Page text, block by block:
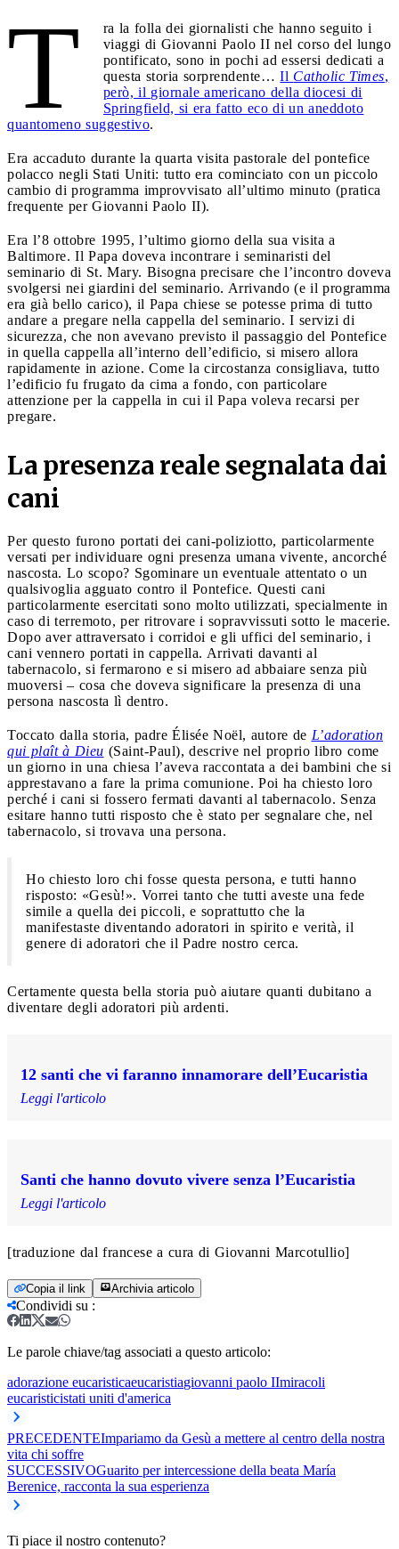
T
ra la folla dei giornalisti che hanno seguito i
viaggi di Giovanni Paolo II nel corso del lungo
pontificato, sono in pochi ad essersi dedicati a
questa storia sorprendente…Il Catholic Times,
però, il giornale americano della diocesi di
Springfield, si era fatto eco di un aneddoto
quantomeno suggestivo.
Era accaduto durante la quarta visita pastorale del pontefice
polacco negli Stati Uniti: tutto era cominciato con un piccolo
cambio di programma improvvisato all’ultimo minuto (pratica
frequente per Giovanni Paolo II).
Era l’8 ottobre 1995, l’ultimo giorno della sua visita a
Baltimore. Il Papa doveva incontrare i seminaristi del
seminario di St. Mary. Bisogna precisare che l’incontro doveva
svolgersi nei giardini del seminario. Arrivando (e il programma
era già bello carico), il Papa chiese se potesse prima di tutto
andare a pregare nella cappella del seminario. I servizi di
sicurezza, che non avevano previsto il passaggio del Pontefice
in quella cappella all’interno dell’edificio, si misero allora
rapidamente in azione. Come la circostanza consigliava, tutto
l’edificio fu frugato da cima a fondo, con particolare
attenzione per la cappella in cui il Papa voleva recarsi per
pregare.
La presenza reale segnalata dai
cani
Per questo furono portati dei cani-poliziotto, particolarmente
versati per individuare ogni presenza umana vivente, ancorché
nascosta. Lo scopo? Sgominare un eventuale attentato o un
qualsivoglia agguato contro il Pontefice. Questi cani
particolarmente esercitati sono molto utilizzati, specialmente in
caso di terremoto, per ritrovare i sopravvissuti sotto le macerie.
Dopo aver attraversato i corridoi e gli uffici del seminario, i
cani vennero portati in cappella. Arrivati davanti al
tabernacolo, si fermarono e si misero ad abbaiare senza più
muoversi – cosa che doveva significare la presenza di una
persona nascosta lì dentro.
Toccato dalla storia, padre Élisée Noël, autore de L’adoration
qui plaît à Dieu (Saint-Paul), descrive nel proprio libro come
un giorno in una chiesa l’aveva raccontata a dei bambini che si
apprestavano a fare la prima comunione. Poi ha chiesto loro
perché i cani si fossero fermati davanti al tabernacolo. Senza
esitare hanno tutti risposto che è stato per segnalare che, nel
tabernacolo, si trovava una persona.
Ho chiesto loro chi fosse questa persona, e tutti hanno
risposto: «Gesù!». Vorrei tanto che tutti aveste una fede
simile a quella dei piccoli, e soprattutto che la
manifestaste diventando adoratori in spirito e verità, il
genere di adoratori che il Padre nostro cerca.
Certamente questa bella storia può aiutare quanti dubitano a
diventare degli adoratori più ardenti.
12 santi che vi faranno innamorare dell’Eucaristia
Leggi l'articolo
Santi che hanno dovuto vivere senza l’Eucaristia
Leggi l'articolo
[traduzione dal francese a cura di Giovanni Marcotullio]
Copia il link Archivia articolo
Condividi su :
Le parole chiave/tag associati a questo articolo:
adorazione eucaristicaeucaristiagiovanni paolo IImiracoli
eucaristicistati uniti d'america
PRECEDENTEImpariamo da Gesù a mettere al centro della nostra
vita chi soffre
SUCCESSIVOGuarito per intercessione della beata María
Berenice, racconta la sua esperienza
Ti piace il nostro contenuto?